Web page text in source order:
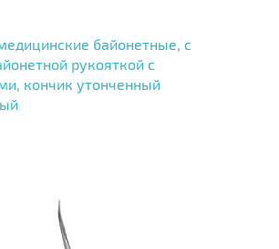
байонетные, с
рукояткой с
кончик утонченный